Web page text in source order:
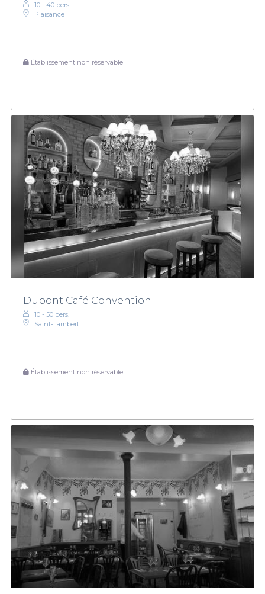
10 - 40 pers.
Plaisance
Établissement non réservable
Dupont Café Convention
10 - 50 pers.
Saint-Lambert
Établissement non réservable